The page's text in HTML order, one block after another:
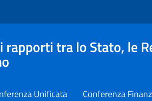
rapporti tra lo Stato, le
Unificata Conferenza